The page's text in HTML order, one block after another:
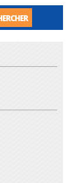
et vos
de perturbation